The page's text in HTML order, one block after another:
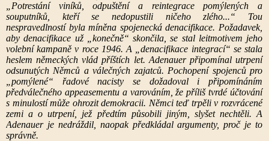
„Potrestání viníků, odpuštění a reintegrace pomýlených a
souputníků, kteří se nedopustili ničeho zlého...“ Tou
nespravedlností byla míněna spojenecká denacifikace. Požadavek,
aby denacifikace už „konečně“ skončila, se stal leitmotivem jeho
volební kampaně v roce 1946. A „denacifikace integrací“ se stala
heslem německých vlád příštích let. Adenauer připomínal utrpení
odsunutých Němců a válečných zajatců. Pochopení spojenců pro
„pomýlené“ řadové nacisty se dožadoval i připomínáním
předválečného appeasementu a varováním, že příliš tvrdé účtování
s minulostí může ohrozit demokracii. Němci teď trpěli v rozvrácené
zemi a o utrpení, jež předtím působili jiným, slyšet nechtěli. A
Adenauer je nedráždil, naopak předkládal argumenty, proč je to
správně.